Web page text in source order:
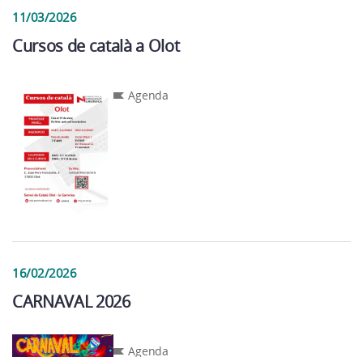
11/03/2026
Cursos de català a Olot
Agenda
16/02/2026
CARNAVAL 2026
Agenda